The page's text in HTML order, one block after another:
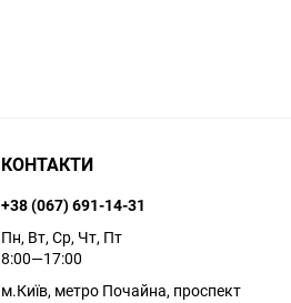
КОНТАКТИ
+38 (067) 691-14-31
Пн, Вт, Ср, Чт, Пт
8:00—17:00
м.Київ, метро Почайна, проспект